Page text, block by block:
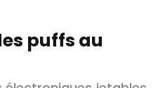
puffs au